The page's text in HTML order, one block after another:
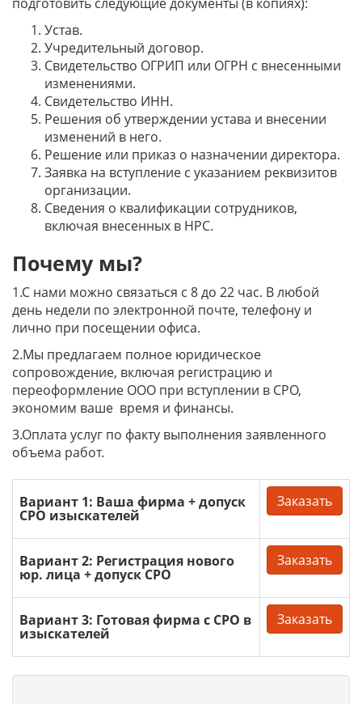
Устав.
Учредительный договор.
Свидетельство ОГРИП или ОГРН с внесенными
изменениями.
Свидетельство ИНН.
Решения об утверждении устава и внесении
изменений в него.
Решение или приказ о назначении директора.
Заявка на вступление с указанием реквизитов
организации.
Сведения о квалификации сотрудников,
включая внесенных в НРС.
Почему мы?
1.С нами можно связаться с 8 до 22 час. В любой
день недели по электронной почте, телефону и
лично при посещении офиса.
2.Мы предлагаем полное юридическое
сопровождение, включая регистрацию и
переоформление ООО при вступлении в СРО,
экономим ваше время и финансы.
3.Оплата услуг по факту выполнения заявленного
объема работ.
Вариант 1: Ваша фирма + допуск
СРО изыскателей
Заказать
Вариант 2: Регистрация нового
юр. лица + допуск СРО
Заказать
Вариант 3: Готовая фирма с СРО в
изыскателей
Заказать